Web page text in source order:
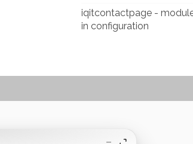
iqitcontactpage -
in configuration